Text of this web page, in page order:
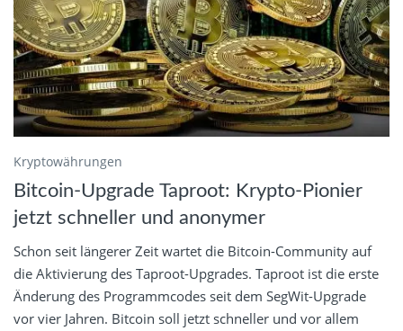
Kryptowährungen
Bitcoin-Upgrade Taproot: Krypto-Pionier
jetzt schneller und anonymer
Schon seit längerer Zeit wartet die Bitcoin-Community auf
die Aktivierung des Taproot-Upgrades. Taproot ist die erste
Änderung des Programmcodes seit dem SegWit-Upgrade
vor vier Jahren. Bitcoin soll jetzt schneller und vor allem